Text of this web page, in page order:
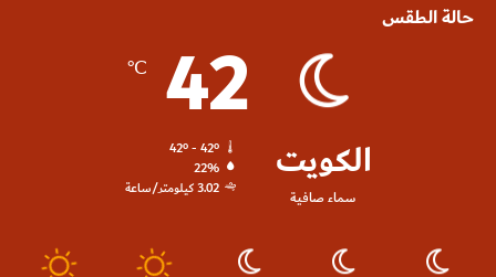
حالة الطقس
الكويت
سماء صافية
42
℃
42º - 42º
22%
3.02 كيلومتر/ساعة